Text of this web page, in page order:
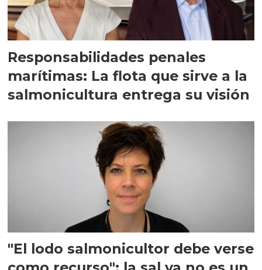
Responsabilidades penales
marítimas: La flota que sirve a la
salmonicultura entrega su visión
"El lodo salmonicultor debe verse